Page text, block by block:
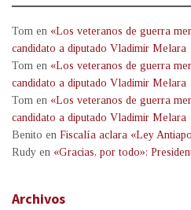
Tom en «Los veteranos de guerra
candidato a diputado Vladimir Melara
Tom en «Los veteranos de guerra
candidato a diputado Vladimir Melara
Tom en «Los veteranos de guerra
candidato a diputado Vladimir Melara
Benito en Fiscalía aclara «Ley
Rudy en «Gracias, por todo»:
Archivos